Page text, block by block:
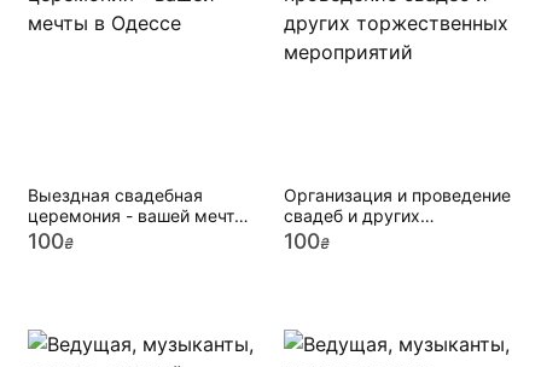
Выездная свадебная
церемония - вашей мечты
в Одессе
100₴
Организация и проведение
свадеб и других
торжественных
100₴